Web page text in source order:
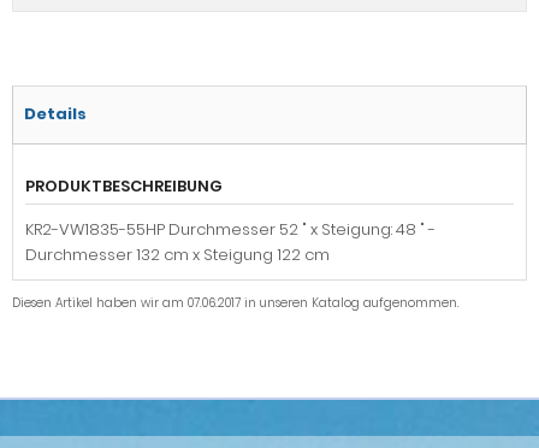
Details
PRODUKTBESCHREIBUNG
KR2-VW1835-55HP Durchmesser 52 " x Steigung: 48 " -
Durchmesser 132 cm x Steigung 122 cm
Diesen Artikel haben wir am 07.06.2017 in unseren Katalog aufgenommen.